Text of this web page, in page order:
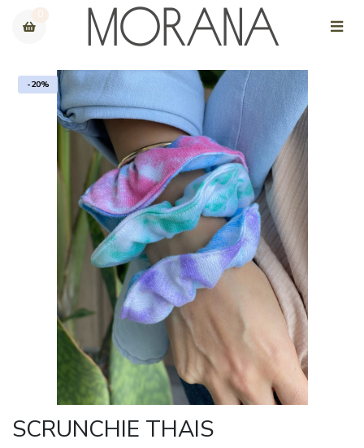
-20%
SCRUNCHIE THAIS